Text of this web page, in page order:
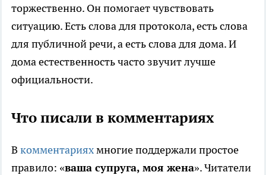
торжественно. Он помогает чувствовать
ситуацию. Есть слова для протокола, есть слова
для публичной речи, а есть слова для дома. И
дома естественность часто звучит лучше
официальности.
Что писали в комментариях
В комментарияхмногие поддержали простое
правило: «ваша супруга, моя жена». Читатели